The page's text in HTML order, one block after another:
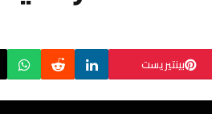
بينتيريست